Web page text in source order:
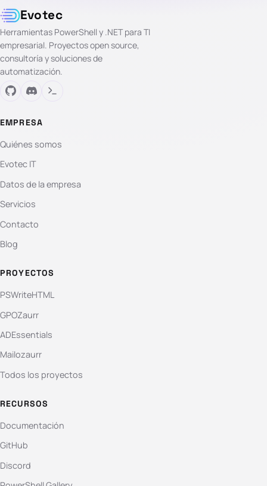
Evotec
Herramientas PowerShell y .NET para TI
empresarial. Proyectos open source,
consultoría y soluciones de
automatización.
EMPRESA
Quiénes somos
Evotec IT
Datos de la empresa
Servicios
Contacto
Blog
PROYECTOS
PSWriteHTML
GPOZaurr
ADEssentials
Mailozaurr
Todos los proyectos
RECURSOS
Documentación
GitHub
Discord